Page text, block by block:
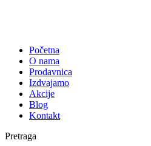
Početna
O nama
Prodavnica
Izdvajamo
Akcije
Blog
Kontakt
Pretraga